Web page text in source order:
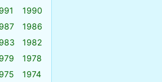
1990
1986
1982
1978
1974